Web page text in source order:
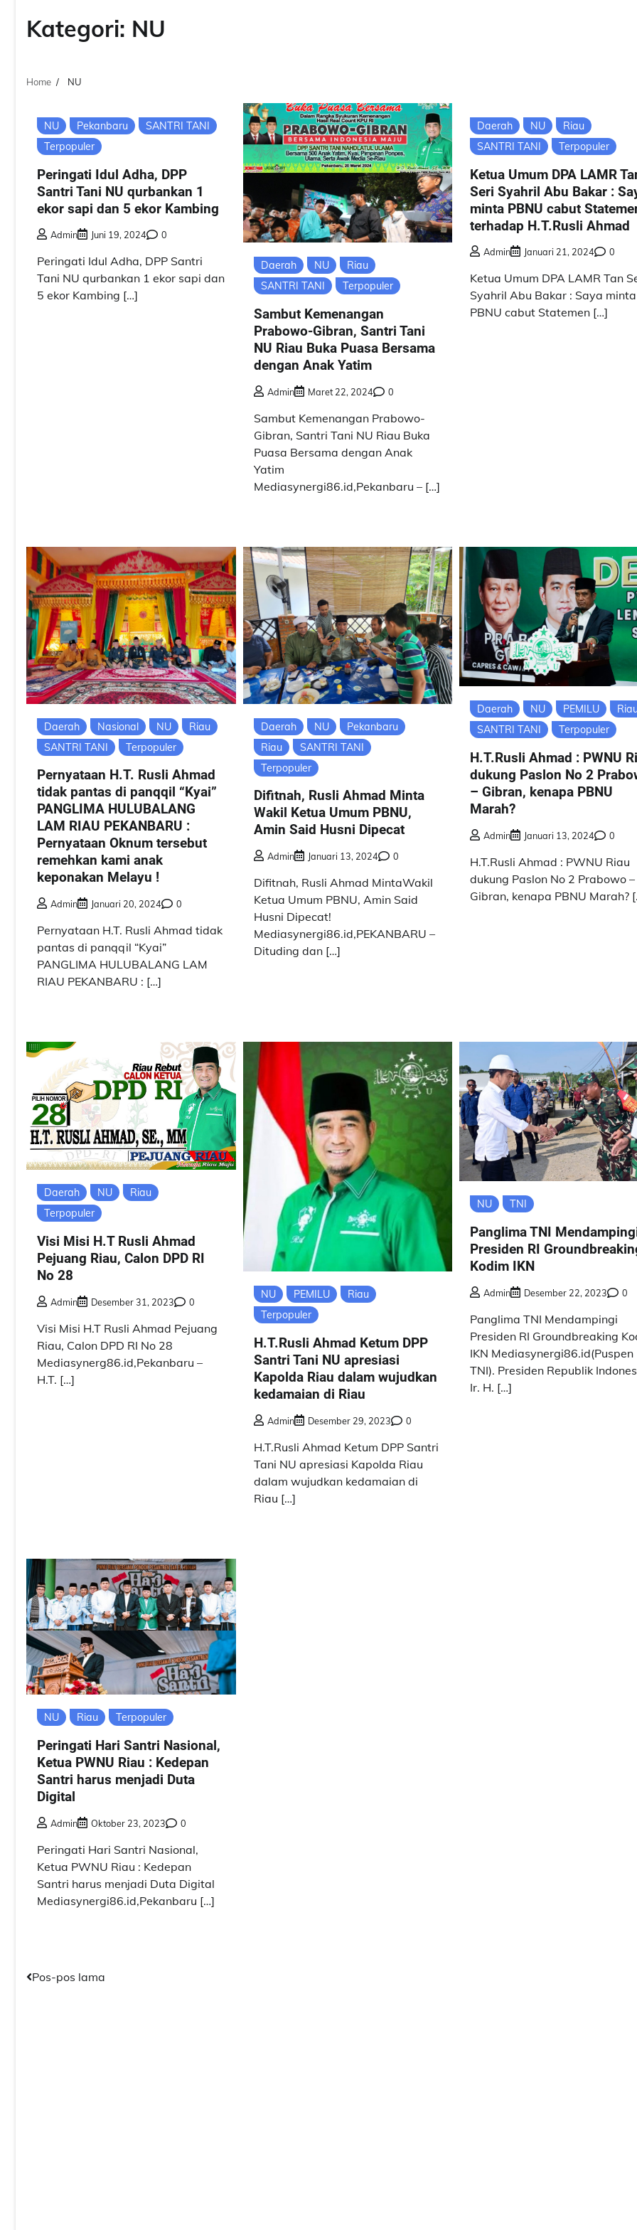
Kategori: NU
Home NU
NU Pekanbaru
SANTRI TANI
Terpopuler
Peringati Idul Adha, DPP
Santri Tani NU qurbankan 1
ekor sapi dan 5 ekor Kambing
Admin Juni 19, 2024 0
Peringati Idul Adha, DPP Santri
Tani NU qurbankan 1 ekor sapi dan
5 ekor Kambing […]
Daerah NU
Riau
SANTRI TANI
Terpopuler
Sambut Kemenangan
Prabowo-Gibran, Santri Tani
NU Riau Buka Puasa Bersama
dengan Anak Yatim
Admin Maret 22, 2024 0
Sambut Kemenangan Prabowo-
Gibran, Santri Tani NU Riau Buka
Puasa Bersama dengan Anak
Yatim
Mediasynergi86.id,Pekanbaru – […]
Daerah NU
Riau
SANTRI TANI
Terpopuler
Ketua Umum DPA LAMR
Seri Syahril Abu Bakar :
minta PBNU cabut
terhadap H.T.Rusli Ahmad
Admin Januari 21, 2024 0
Ketua Umum DPA LAMR Tan
Syahril Abu Bakar : Saya minta
PBNU cabut Statemen […]
Daerah Nasional NU
Riau
SANTRI TANI
Terpopuler
Pernyataan H.T. Rusli Ahmad
tidak pantas di panqqil “Kyai”
PANGLIMA HULUBALANG
LAM RIAU PEKANBARU :
Pernyataan Oknum tersebut
remehkan kami anak
keponakan Melayu !
Admin Januari 20, 2024 0
Pernyataan H.T. Rusli Ahmad tidak
pantas di panqqil “Kyai”
PANGLIMA HULUBALANG LAM
RIAU PEKANBARU : […]
Daerah NU
Pekanbaru
Riau
SANTRI TANI
Terpopuler
Difitnah, Rusli Ahmad Minta
Wakil Ketua Umum PBNU,
Amin Said Husni Dipecat
Admin Januari 13, 2024 0
Difitnah, Rusli Ahmad MintaWakil
Ketua Umum PBNU, Amin Said
Husni Dipecat!
Mediasynergi86.id,PEKANBARU –
Dituding dan […]
Daerah NU PEMILU
SANTRI TANI
Terpopuler
H.T.Rusli Ahmad : PWNU
dukung Paslon No 2
– Gibran, kenapa PBNU
Marah?
Admin Januari 13, 2024 0
H.T.Rusli Ahmad : PWNU Riau
dukung Paslon No 2 Prabowo –
Gibran, kenapa PBNU Marah?
Daerah NU
Riau
Terpopuler
Visi Misi H.T Rusli Ahmad
Pejuang Riau, Calon DPD RI
No 28
Admin Desember 31, 2023 0
Visi Misi H.T Rusli Ahmad Pejuang
Riau, Calon DPD RI No 28
Mediasynerg86.id,Pekanbaru –
H.T. […]
NU PEMILU
Riau
Terpopuler
H.T.Rusli Ahmad Ketum DPP
Santri Tani NU apresiasi
Kapolda Riau dalam wujudkan
kedamaian di Riau
Admin Desember 29, 2023 0
H.T.Rusli Ahmad Ketum DPP Santri
Tani NU apresiasi Kapolda Riau
dalam wujudkan kedamaian di
Riau […]
NU TNI
Panglima TNI
Presiden RI
Kodim IKN
Admin Desember 22, 2023 0
Panglima TNI Mendampingi
Presiden RI Groundbreaking
IKN Mediasynergi86.id(Puspen
TNI). Presiden Republik
Ir. H. […]
NU Riau Terpopuler
Peringati Hari Santri Nasional,
Ketua PWNU Riau : Kedepan
Santri harus menjadi Duta
Digital
Admin Oktober 23, 2023 0
Peringati Hari Santri Nasional,
Ketua PWNU Riau : Kedepan
Santri harus menjadi Duta Digital
Mediasynergi86.id,Pekanbaru […]
Navigasi
Pos-pos lama